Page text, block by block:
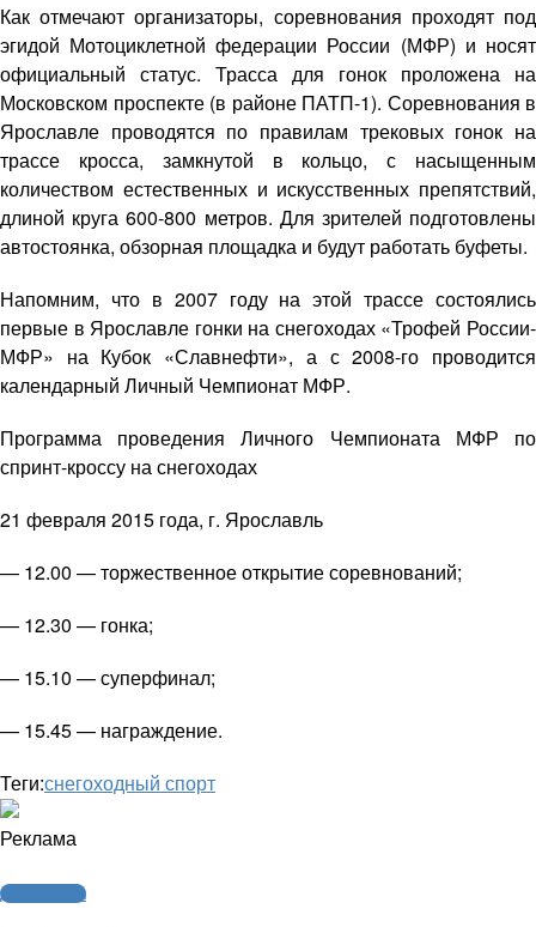
Как отмечают организаторы, соревнования проходят под
эгидой Мотоциклетной федерации России (МФР) и носят
официальный статус. Трасса для гонок проложена на
Московском проспекте (в районе ПАТП-1). Соревнования в
Ярославле проводятся по правилам трековых гонок на
трассе кросса, замкнутой в кольцо, с насыщенным
количеством естественных и искусственных препятствий,
длиной круга 600-800 метров. Для зрителей подготовлены
автостоянка, обзорная площадка и будут работать буфеты.
Напомним, что в 2007 году на этой трассе состоялись
первые в Ярославле гонки на снегоходах «Трофей России-
МФР» на Кубок «Славнефти», а с 2008-го проводится
календарный Личный Чемпионат МФР.
Программа проведения Личного Чемпионата МФР по
спринт-кроссу на снегоходах
21 февраля 2015 года, г. Ярославль
— 12.00 — торжественное открытие соревнований;
— 12.30 — гонка;
— 15.10 — суперфинал;
— 15.45 — награждение.
Теги:снегоходный спорт
Реклама
Другие виды